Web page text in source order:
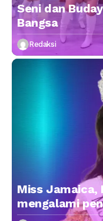
Seni dan
Bangsa
Redaksi
Miss Jamaica,
mengalami